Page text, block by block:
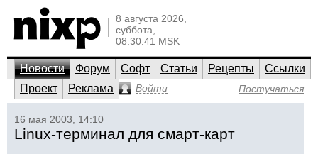
8 августа 2026,
суббота,
08:30:41 MSK
Новости Форум Софт Статьи Рецепты
Ссылки
Проект
Реклама Войти Постучаться
16 мая 2003, 14:10
Linux-терминал для смарт-карт